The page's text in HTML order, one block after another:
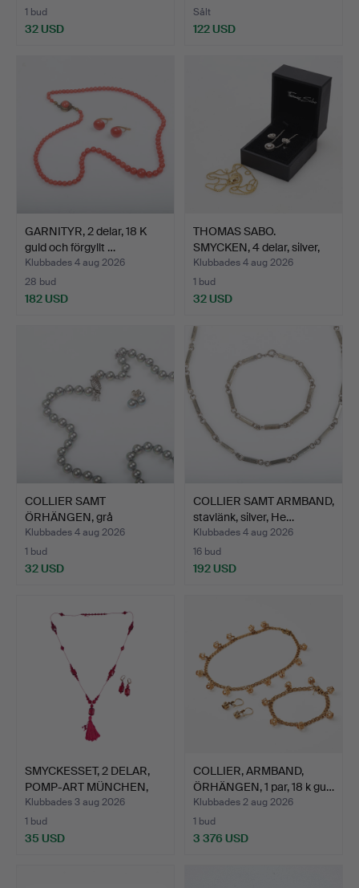
1 bud
32 USD
Sålt
122 USD
GARNITYR, 2 delar, 18 K
guld och förgyllt …
Klubbades 4 aug 2026
28 bud
182 USD
THOMAS SABO.
SMYCKEN, 4 delar, silver,
bru…
Klubbades 4 aug 2026
1 bud
32 USD
COLLIER SAMT
ÖRHÄNGEN, grå
Majoricapärlor …
Klubbades 4 aug 2026
1 bud
32 USD
COLLIER SAMT ARMBAND,
stavlänk, silver, He…
Klubbades 4 aug 2026
16 bud
192 USD
SMYCKESSET, 2 DELAR,
POMP-ART MÜNCHEN,
HAL…
Klubbades 3 aug 2026
1 bud
35 USD
COLLIER, ARMBAND,
ÖRHÄNGEN, 1 par, 18 k gu…
Klubbades 2 aug 2026
1 bud
3 376 USD